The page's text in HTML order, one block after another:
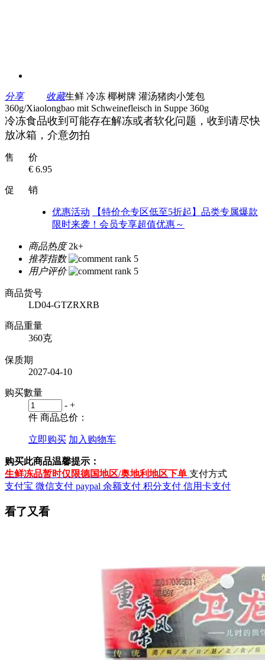
分享 收藏生鲜 冷冻 椰树牌 灌汤猪肉小笼包
360g/Xiaolongbao mit Schweinefleisch in Suppe 360g
冷冻食品收到可能存在解冻或者软化问题，收到请尽快
放冰箱，介意勿拍
售 价
€ 6.95
促 销
优惠活动
【特价仓专区低至5折起】品类专属爆款
限时来袭！会员专享超值优惠～
商品热度 2k+
推荐指数
用户评价
商品货号
LD04-GTZRXRB
商品重量
360克
保质期
2027-04-10
购买數量
- +
件 商品总价：
立即购买 加入购物车
购买此商品温馨提示：
生鲜冻品暂时仅限德国地区/奥地利地区下单 支付方式
支付宝 微信支付 paypal 余额支付 积分支付 信用卡支付
看了又看